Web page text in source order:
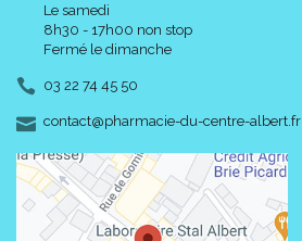
Le samedi
8h30 - 17h00 non stop
Fermé le dimanche
03 22 74 45 50
contact-
@-
pharmacie-du-centre-albert.fr